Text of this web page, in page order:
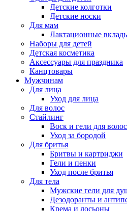
Детские колготки
Детские носки
Для мам
Лактационные
Наборы для детей
Детская косметика
Аксессуары для праздника
Канцтовары
Мужчинам
Для лица
Уход для лица
Для волос
Стайлинг
Воск и гели для волос
Уход за бородой
Для бритья
Бритвы и картриджи
Гели и пенки
Уход после бритья
Для тела
Мужские гели для
Дезодоранты и
Крема и лосьоны